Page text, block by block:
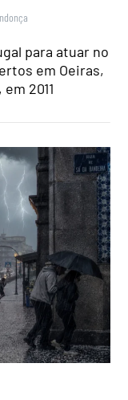
para atuar no
em Oeiras,
2011